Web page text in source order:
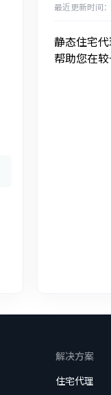
最近更新时间
静态住宅
帮助您在
解决方案
住宅代理